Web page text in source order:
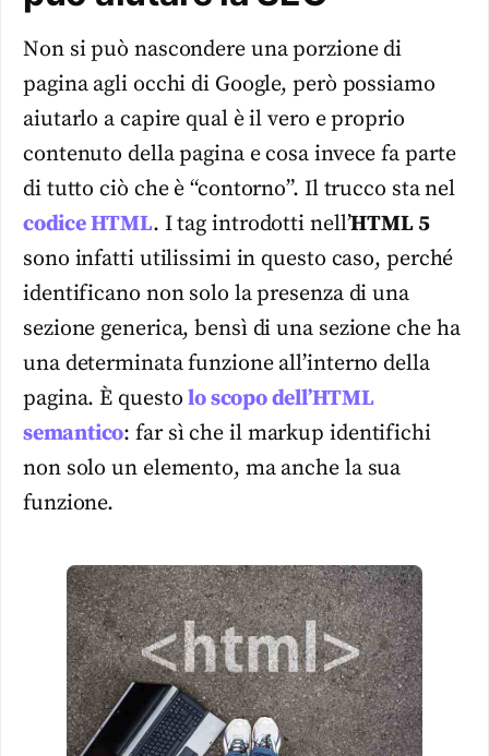
Non si può nascondere una porzione di
pagina agli occhi di Google, però possiamo
aiutarlo a capire qual è il vero e proprio
contenuto della pagina e cosa invece fa parte
di tutto ciò che è “contorno”. Il trucco sta nel
codice HTML. I tag introdotti nell’HTML 5
sono infatti utilissimi in questo caso, perché
identificano non solo la presenza di una
sezione generica, bensì di una sezione che ha
una determinata funzione all’interno della
pagina. È questolo scopo dell’HTML
semantico: far sì che il markup identifichi
non solo un elemento, ma anche la sua
funzione.